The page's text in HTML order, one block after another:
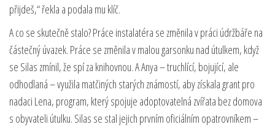
přijdeš,“ řekla a podala mu klíč.
A co se skutečně stalo? Práce instalatéra se změnila v práci údržbáře na
částečný úvazek. Práce se změnila v malou garsonku nad útulkem, když
se Silas zmínil, že spí za knihovnou. A Anya – truchlící, bojující, ale
odhodlaná – využila matčiných starých známostí, aby získala grant pro
nadaci Lena, program, který spojuje adoptovatelná zvířata bez domova
s obyvateli útulku. Silas se stal jejich prvním oficiálním opatrovníkem –